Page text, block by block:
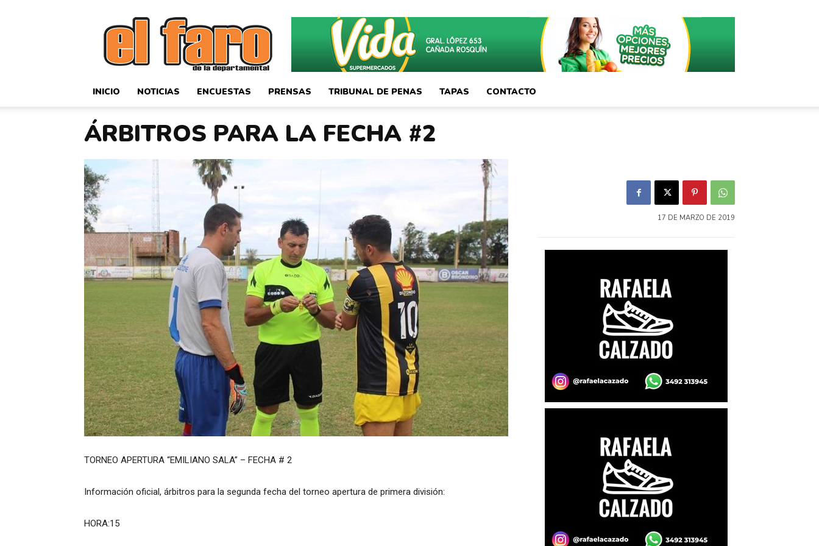
El
Faro
Deportivo
INICIO NOTICIAS ENCUESTAS PRENSAS TRIBUNAL DE PENAS TAPAS CONTACTO
ÁRBITROS PARA LA FECHA #2
TORNEO APERTURA “EMILIANO SALA” – FECHA # 2
Información oficial, árbitros para la segunda fecha del torneo apertura de primera división:
HORA:15
17 DE MARZO DE 2019